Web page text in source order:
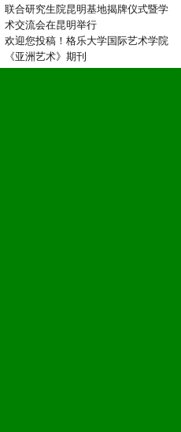
联合研究生院昆明基地揭牌仪式暨学
术交流会在昆明举行
欢迎您投稿！格乐大学国际艺术学院
《亚洲艺术》期刊